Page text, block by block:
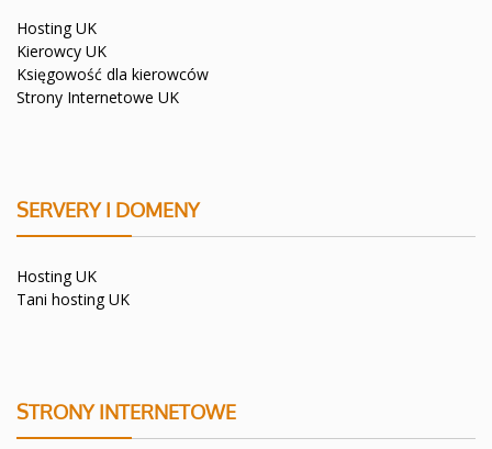
Hosting UK
Kierowcy UK
Księgowość dla kierowców
Strony Internetowe UK
SERVERY I DOMENY
Hosting UK
Tani hosting UK
STRONY INTERNETOWE